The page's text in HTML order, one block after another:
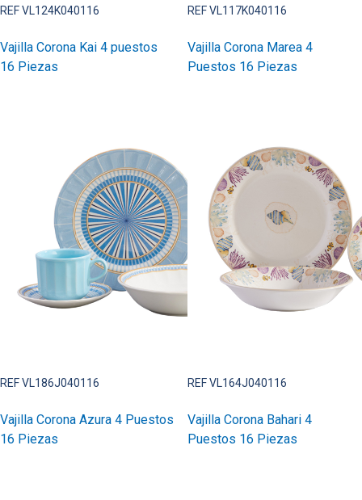
REF VL124K040116
Vajilla Corona Kai 4 puestos
16 Piezas
REF VL117K040116
Vajilla Corona Marea 4
Puestos 16 Piezas
REF VL186J040116
Vajilla Corona Azura 4 Puestos
16 Piezas
REF VL164J040116
Vajilla Corona Bahari 4
Puestos 16 Piezas